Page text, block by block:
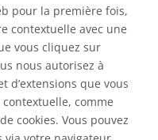
pour la première fois,
contextuelle avec une
vous cliquez sur
nous autorisez à
d’extensions que vous
comme
cookies. Vous pouvez